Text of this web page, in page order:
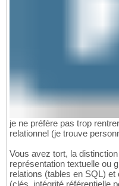
je ne préfère pas trop
relationnel (je trouve
Vous avez tort, la
représentation textuelle ou
relations (tables en SQL)
(clés, intégrité référentielle